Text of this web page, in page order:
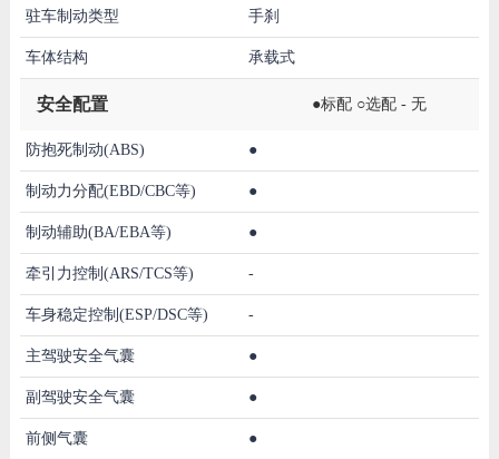
驻车制动类型 手刹
车体结构 承载式
安全配置 ●标配 ○选配 - 无
防抱死制动(ABS) ●
制动力分配(EBD/CBC等) ●
制动辅助(BA/EBA等) ●
牵引力控制(ARS/TCS等) -
车身稳定控制(ESP/DSC等) -
主驾驶安全气囊 ●
副驾驶安全气囊 ●
前侧气囊 ●